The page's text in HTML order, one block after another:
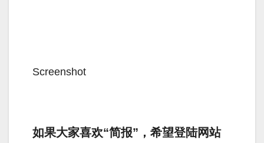
Screenshot
如果大家喜欢“简报”，希望登陆网站